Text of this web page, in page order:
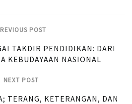
POST
TAKDIR PENDIDIKAN: DARI
KEBUDAYAAN NASIONAL
NEXT POST
TERANG, KETERANGAN, DAN